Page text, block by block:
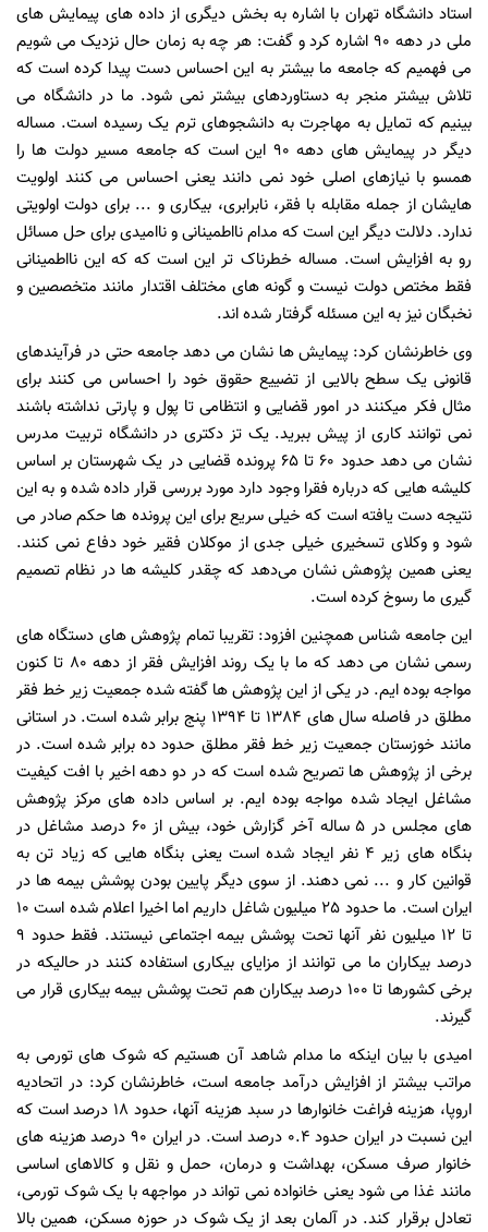
استاد دانشگاه تهران با اشاره به بخش دیگری از داده های پیمایش های
ملی در دهه 90 اشاره کرد و گفت: هر چه به زمان حال نزدیک می شویم
می فهمیم که جامعه ما بیشتر به این احساس دست پیدا کرده است که
تلاش بیشتر منجر به دستاوردهای بیشتر نمی شود. ما در دانشگاه می
بینیم که تمایل به مهاجرت به دانشجوهای ترم یک رسیده است. مساله
دیگر در پیمایش های دهه 90 این است که جامعه مسیر دولت ها را
همسو با نیازهای اصلی خود نمی دانند یعنی احساس می کنند اولویت
هایشان از جمله مقابله با فقر، نابرابری، بیکاری و ... برای دولت اولویتی
ندارد. دلالت دیگر این است که مدام نااطمینانی و ناامیدی برای حل مسائل
رو به افزایش است. مساله خطرناک تر این است که که این نااطمینانی
فقط مختص دولت نیست و گونه های مختلف اقتدار مانند متخصصین و
نخبگان نیز به این مسئله گرفتار شده اند.
وی خاطرنشان کرد: پیمایش ها نشان می دهد جامعه حتی در فرآیندهای
قانونی یک سطح بالایی از تضییع حقوق خود را احساس می کنند برای
مثال فکر میکنند در امور قضایی و انتظامی تا پول و پارتی نداشته باشند
نمی توانند کاری از پیش ببرید. یک تز دکتری در دانشگاه تربیت مدرس
نشان می دهد حدود 60 تا 65 پرونده قضایی در یک شهرستان بر اساس
کلیشه هایی که درباره فقرا وجود دارد مورد بررسی قرار داده شده و به این
نتیجه دست یافته است که خیلی سریع برای این پرونده ها حکم صادر می
شود و وکلای تسخیری خیلی جدی از موکلان فقیر خود دفاع نمی کنند.
یعنی همین پژوهش نشان می‌دهد که چقدر کلیشه ها در نظام تصمیم
گیری ما رسوخ کرده است.
این جامعه شناس همچنین افزود: تقریبا تمام پژوهش های دستگاه های
رسمی نشان می دهد که ما با یک روند افزایش فقر از دهه 80 تا کنون
مواجه بوده ایم. در یکی از این پژوهش ها گفته شده جمعیت زیر خط فقر
مطلق در فاصله سال های 1384 تا 1394 پنج برابر شده است. در استانی
مانند خوزستان جمعیت زیر خط فقر مطلق حدود ده برابر شده است. در
برخی از پژوهش ها تصریح شده است که در دو دهه اخیر با افت کیفیت
مشاغل ایجاد شده مواجه بوده ایم. بر اساس داده های مرکز پژوهش
های مجلس در 5 ساله آخر گزارش خود، بیش از 60 درصد مشاغل در
بنگاه های زیر 4 نفر ایجاد شده است یعنی بنگاه هایی که زیاد تن به
قوانین کار و ... نمی دهند. از سوی دیگر پایین بودن پوشش بیمه ها در
ایران است. ما حدود 25 میلیون شاغل داریم اما اخیرا اعلام شده است 10
تا 12 میلیون نفر آنها تحت پوشش بیمه اجتماعی نیستند. فقط حدود 9
درصد بیکاران ما می توانند از مزایای بیکاری استفاده کنند در حالیکه در
برخی کشورها تا 100 درصد بیکاران هم تحت پوشش بیمه بیکاری قرار می
گیرند.
امیدی با بیان اینکه ما مدام شاهد آن هستیم که شوک های تورمی به
مراتب بیشتر از افزایش درآمد جامعه است، خاطرنشان کرد: در اتحادیه
اروپا، هزینه فراغت خانوارها در سبد هزینه آنها، حدود 18 درصد است که
این نسبت در ایران حدود 0.4 درصد است. در ایران 90 درصد هزینه های
خانوار صرف مسکن، بهداشت و درمان، حمل و نقل و کالاهای اساسی
مانند غذا می شود یعنی خانواده نمی تواند در مواجهه با یک شوک تورمی،
تعادل برقرار کند. در آلمان بعد از یک شوک در حوزه مسکن، همین بالا